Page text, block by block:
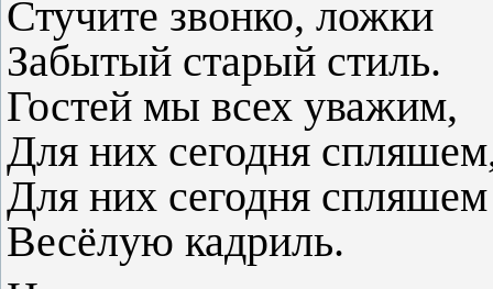
Стучите звонко, ложки
Забытый старый стиль.
Гостей мы всех уважим,
Для них сегодня
Для них сегодня спляшем
Весёлую кадриль.